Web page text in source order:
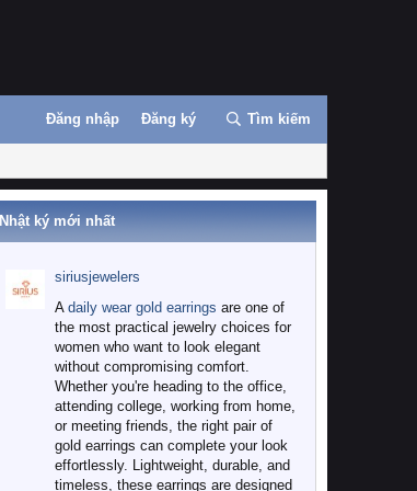
Đăng nhập Đăng ký Tìm kiếm
Nhật ký mới nhất
siriusjewelers
A daily wear gold earrings are one of
the most practical jewelry choices for
women who want to look elegant
without compromising comfort.
Whether you're heading to the office,
attending college, working from home,
or meeting friends, the right pair of
gold earrings can complete your look
effortlessly. Lightweight, durable, and
timeless, these earrings are designed